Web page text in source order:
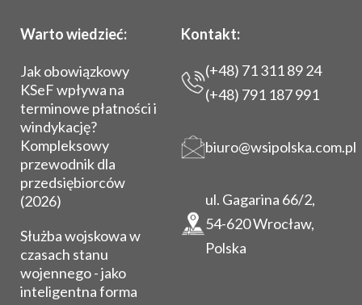
Warto wiedzieć:
Jak obowiązkowy
KSeF wpływa na
terminowe płatności i
windykację?
Kompleksowy
przewodnik dla
przedsiębiorców
(2026)
Służba wojskowa w
czasach stanu
wojennego - jako
inteligentna forma
Kontakt:
(+48) 71 311 89 24
(+48) 791 187 991
biuro@wsipolska.com.pl
ul. Gagarina 66/2,
54-620 Wrocław,
Polska